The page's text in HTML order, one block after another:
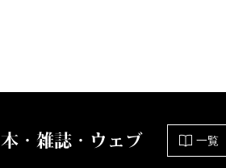
本・雑誌・ウェブ 一覧